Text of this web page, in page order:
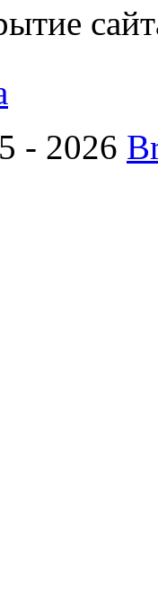
- 2026